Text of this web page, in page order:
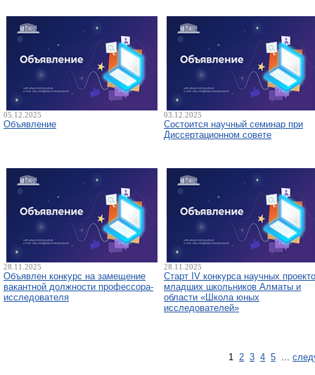
05.12.2025
Объявление
03.12.2025
Состоится научный семинар при
Диссертационном совете
28.11.2025
Объявлен конкурс на замещение
вакантной должности профессора-
исследователя
28.11.2025
Старт IV конкурса научных
младших школьников Алматы и
области «Школа юных
исследователей»
1 2 3 4 5 ...